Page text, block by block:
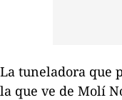
La tuneladora que
la que ve de Molí